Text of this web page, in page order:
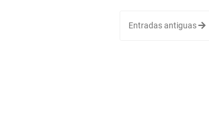
Entradas antiguas